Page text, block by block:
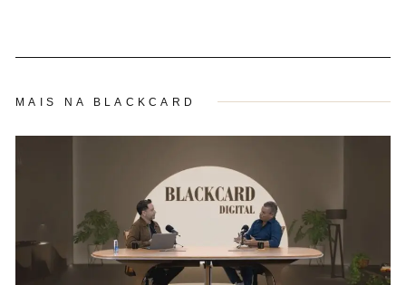
MAIS NA BLACKCARD